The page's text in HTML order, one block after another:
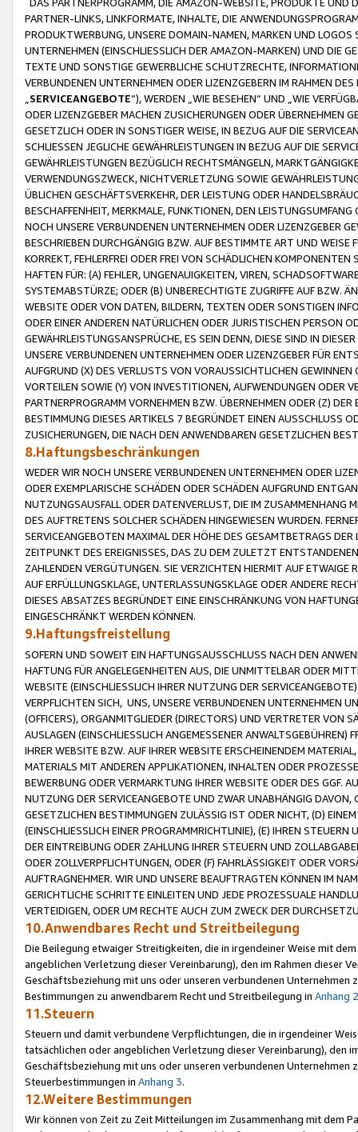
PARTNER-LINKS, LINKFORMATE, INHALTE, DIE
PRODUKTWERBUNG, UNSERE DOMAIN-NAMEN, MARKEN UND
UNTERNEHMEN (EINSCHLIESSLICH DER AMAZON-MARKEN) UND DIE
TEXTE UND SONSTIGE GEWERBLICHE SCHUTZRECHTE,
VERBUNDENEN UNTERNEHMEN ODER LIZENZGEBERN IM RAHMEN
SERVICEANGEBOTE“), WERDEN „WIE BESEHEN“ UND „WIE
ODER LIZENZGEBER MACHEN ZUSICHERUNGEN ODER ÜBERNEHMEN
GESETZLICH ODER IN SONSTIGER WEISE, IN BEZUG AUF DIE
SCHLIESSEN JEGLICHE GEWÄHRLEISTUNGEN IN BEZUG AUF DIE
GEWÄHRLEISTUNGEN BEZÜGLICH RECHTSMÄNGELN,
VERWENDUNGSZWECK, NICHTVERLETZUNG SOWIE
ÜBLICHEN GESCHÄFTSVERKEHR, DER LEISTUNG ODER
BESCHAFFENHEIT, MERKMALE, FUNKTIONEN, DEN
NOCH UNSERE VERBUNDENEN UNTERNEHMEN ODER LIZENZGEBER
BESCHRIEBEN DURCHGÄNGIG BZW. AUF BESTIMMTE ART UND
KORREKT, FEHLERFREI ODER FREI VON SCHÄDLICHEN
HAFTEN FÜR: (A) FEHLER, UNGENAUIGKEITEN, VIREN,
SYSTEMABSTÜRZE; ODER (B) UNBERECHTIGTE ZUGRIFFE AUF BZW.
WEBSITE ODER VON DATEN, BILDERN, TEXTEN ODER SONSTIGEN
ODER EINER ANDEREN NATÜRLICHEN ODER JURISTISCHEN PERSON
GEWÄHRLEISTUNGSANSPRÜCHE, ES SEIN DENN, DIESE SIND IN
UNSERE VERBUNDENEN UNTERNEHMEN ODER LIZENZGEBER FÜR
AUFGRUND (X) DES VERLUSTS VON VORAUSSICHTLICHEN
VORTEILEN SOWIE (Y) VON INVESTITIONEN, AUFWENDUNGEN ODER
PARTNERPROGRAMM VORNEHMEN BZW. ÜBERNEHMEN ODER (Z)
BESTIMMUNG DIESES ARTIKELS 7 BEGRÜNDET EINEN AUSSCHLUSS
ZUSICHERUNGEN, DIE NACH DEN ANWENDBAREN GESETZLICHEN
8.Haftungsbeschränkungen
WEDER WIR NOCH UNSERE VERBUNDENEN UNTERNEHMEN ODER
ODER EXEMPLARISCHE SCHÄDEN ODER SCHÄDEN AUFGRUND
NUTZUNGSAUSFALL ODER DATENVERLUST, DIE IM ZUSAMMENHANG
DES AUFTRETENS SOLCHER SCHÄDEN HINGEWIESEN WURDEN.
SERVICEANGEBOTEN MAXIMAL DER HÖHE DES GESAMTBETRAGS
ZEITPUNKT DES EREIGNISSES, DAS ZU DEM ZULETZT
ZAHLENDEN VERGÜTUNGEN. SIE VERZICHTEN HIERMIT AUF
AUF ERFÜLLUNGSKLAGE, UNTERLASSUNGSKLAGE ODER ANDERE
DIESES ABSATZES BEGRÜNDET EINE EINSCHRÄNKUNG VON
EINGESCHRÄNKT WERDEN KÖNNEN.
9.Haftungsfreistellung
SOFERN UND SOWEIT EIN HAFTUNGSAUSSCHLUSS NACH DEN
HAFTUNG FÜR ANGELEGENHEITEN AUS, DIE UNMITTELBAR ODER
WEBSITE (EINSCHLIESSLICH IHRER NUTZUNG DER
VERPFLICHTEN SICH, UNS, UNSERE VERBUNDENEN UNTERNEHMEN
(OFFICERS), ORGANMITGLIEDER (DIRECTORS) UND VERTRETER VON
AUSLAGEN (EINSCHLIESSLICH ANGEMESSENER
IHRER WEBSITE BZW. AUF IHRER WEBSITE ERSCHEINENDEM
MATERIALS MIT ANDEREN APPLIKATIONEN, INHALTEN ODER
BEWERBUNG ODER VERMARKTUNG IHRER WEBSITE ODER DES GGF.
NUTZUNG DER SERVICEANGEBOTE UND ZWAR UNABHÄNGIG
GESETZLICHEN BESTIMMUNGEN ZULÄSSIG IST ODER NICHT, (D)
(EINSCHLIESSLICH EINER PROGRAMMRICHTLINIE), (E) IHREN
DER EINTREIBUNG ODER ZAHLUNG IHRER STEUERN UND
ODER ZOLLVERPFLICHTUNGEN, ODER (F) FAHRLÄSSIGKEIT ODER
AUFTRAGNEHMER. WIR UND UNSERE BEAUFTRAGTEN KÖNNEN IM
GERICHTLICHE SCHRITTE EINLEITEN UND JEDE PROZESSUALE
VERTEIDIGEN, ODER UM RECHTE AUCH ZUM ZWECK DER
10.Anwendbares Recht und Streitbeilegung
Die Beilegung etwaiger Streitigkeiten, die in irgendeiner Weise mit
angeblichen Verletzung dieser Vereinbarung), den im Rahmen dieser
Geschäftsbeziehung mit uns oder unseren verbundenen
Bestimmungen zu anwendbarem Recht und Streitbeilegung in Anhang 2
11.Steuern
Steuern und damit verbundene Verpflichtungen, die in irgendeiner
tatsächlichen oder angeblichen Verletzung dieser Vereinbarung), den
Geschäftsbeziehung mit uns oder unseren verbundenen
Steuerbestimmungen in Anhang 3.
12.Weitere Bestimmungen
Wir können von Zeit zu Zeit Mitteilungen im Zusammenhang mit dem